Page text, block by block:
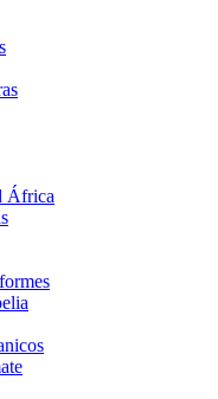
África